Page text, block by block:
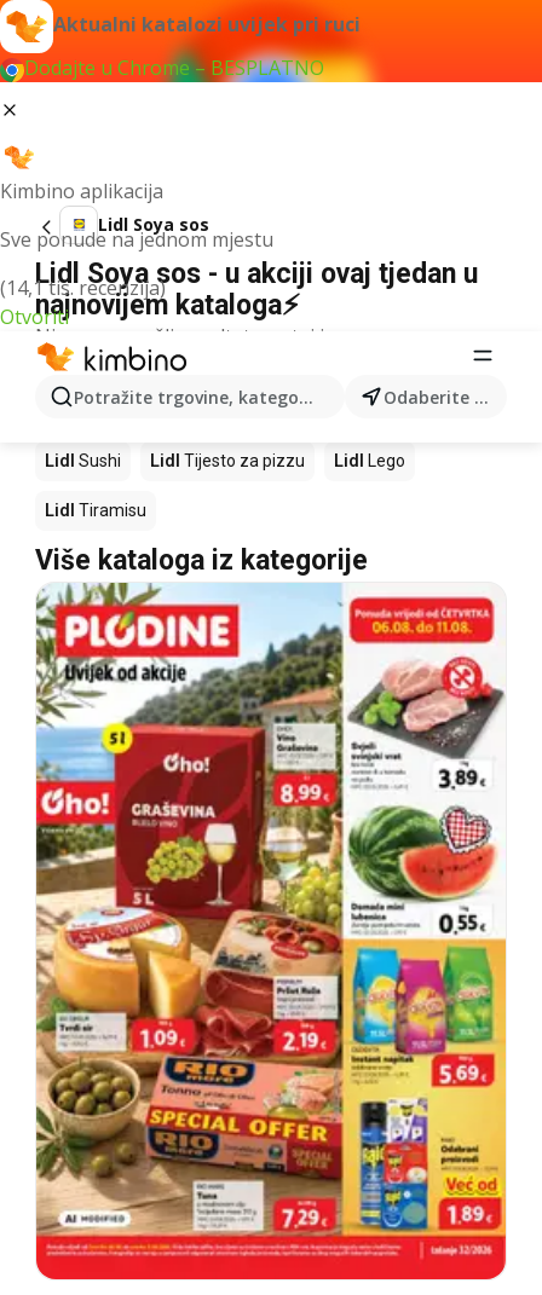
Aktualni katalozi uvijek pri ruci
Dodajte u Chrome – BESPLATNO
Kimbino aplikacija
Sve ponude na jednom mjestu
(14,1 tis. recenzija)
Otvoriti
Potražite trgovine, kategorije, proizvode... Odaberite grad
Lidl Soya sos
Lidl Soya sos - u akciji ovaj tjedan u
najnovijem kataloga⚡
Nismo pronašli rezultate za taj izraz.
Slijedeći proizvodi u trgovinama Lidl
Lidl LidlPizza LidlMango Lidl
Lidl Sushi Lidl Tijesto za pizzu Lidl Lego
Lidl Tiramisu
Više kataloga iz kategorije